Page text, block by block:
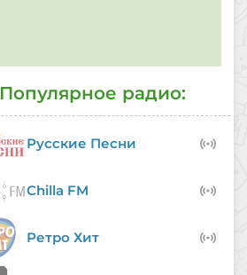
Популярное радио:
Русские Песни
Chilla FM
Ретро Хит